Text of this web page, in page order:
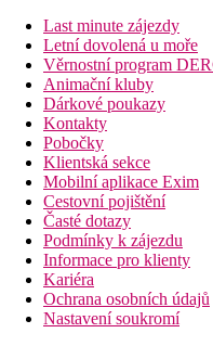
Last minute zájezdy
Letní dovolená u moře
Věrnostní program
Animační kluby
Dárkové poukazy
Kontakty
Pobočky
Klientská sekce
Mobilní aplikace Exim
Cestovní pojištění
Časté dotazy
Podmínky k zájezdu
Informace pro klienty
Kariéra
Ochrana osobních údajů
Nastavení soukromí